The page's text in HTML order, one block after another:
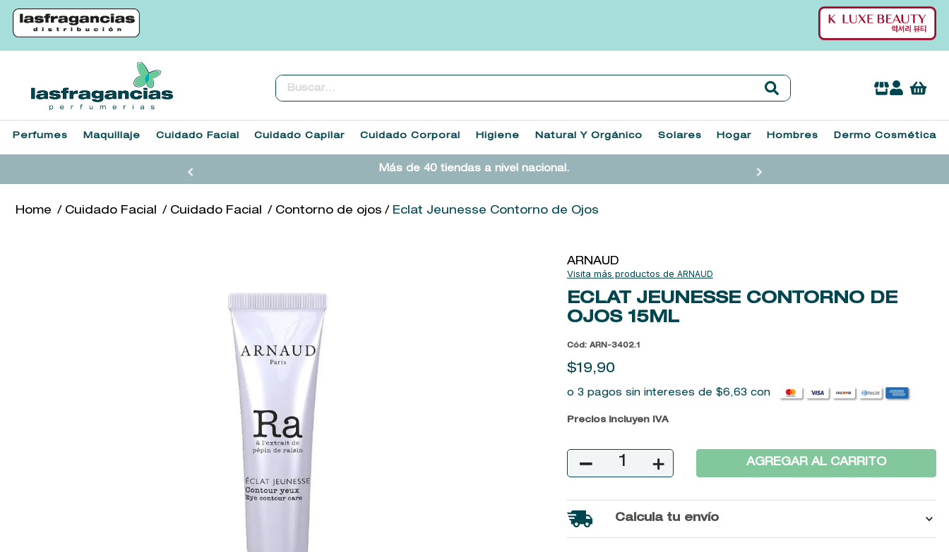
Buscar...
Perfumes Maquillaje Cuidado Facial Cuidado Capilar Cuidado Corporal Higiene Natural Y Orgánico Solares Hogar Hombres Dermo Cosmética
Más de 40 tiendas a nivel nacional.
Cuidado Facial Cuidado Facial Contorno de ojos Eclat Jeunesse Contorno de Ojos
ARNAUD
ARNAUD
ECLAT JEUNESSE CONTORNO DE
OJOS 15ML
Cód : ARN-3402.1
$19,90
o 3 pagos sin intereses de $6,63con
Precios incluyen IVA
＋
－ AGREGAR AL CARRITO
Calcula tu envío
1.
heathcote
sol ipanema
3.
cleanance
4 .
giftset